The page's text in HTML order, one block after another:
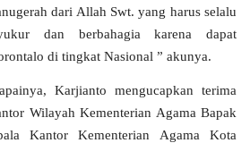
dari Allah Swt. yang harus selalu
dan berbahagia karena dapat
di tingkat Nasional ” akunya.
Karjianto mengucapkan terima
Wilayah Kementerian Agama Bapak
Kantor Kementerian Agama Kota